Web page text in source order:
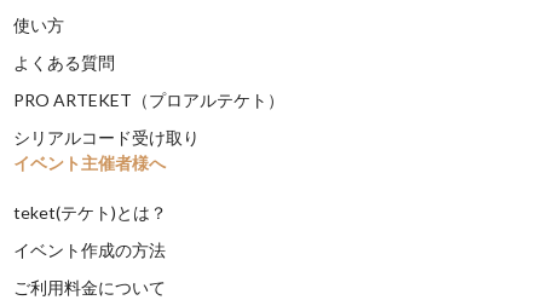
使い方
よくある質問
PRO ARTEKET（プロアルテケト）
シリアルコード受け取り
イベント主催者様へ
teket(テケト)とは？
イベント作成の方法
ご利用料金について